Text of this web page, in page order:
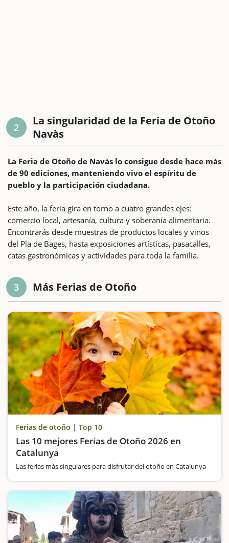
2
La singularidad de la Feria de Otoño
Navàs
La Feria de Otoño de Navàs lo consigue desde hace más
de 90 ediciones, manteniendo vivo el espíritu de
pueblo y la participación ciudadana.
Este año, la feria gira en torno a cuatro grandes ejes:
comercio local, artesanía, cultura y soberanía alimentaria.
Encontrarás desde muestras de productos locales y vinos
del Pla de Bages, hasta exposiciones artísticas, pasacalles,
catas gastronómicas y actividades para toda la familia.
3 Más Ferias de Otoño
Ferias de otoño | Top 10
Las 10 mejores Ferias de Otoño 2026 en
Catalunya
Las ferias más singulares para disfrutar del otoño en Catalunya